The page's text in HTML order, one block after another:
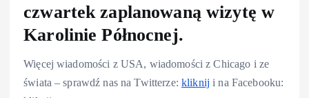
czwartek zaplanowaną wizytę w
Karolinie Północnej.
Więcej wiadomości z USA, wiadomości z Chicago i ze
świata – sprawdź nas na Twitterze:kliknij i na Facebooku: